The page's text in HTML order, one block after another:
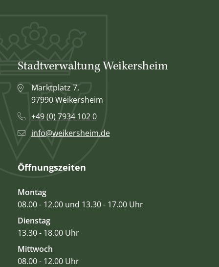
Stadtverwaltung Weikersheim
Marktplatz 7,
97990 Weikersheim
+49 (0) 7934 102 0
info@weikersheim.de
Öffnungszeiten
Montag
08.00 - 12.00 und 13.30 - 17.00 Uhr
Dienstag
13.30 - 18.00 Uhr
Mittwoch
08.00 - 12.00 Uhr